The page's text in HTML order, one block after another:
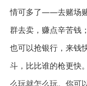
情可多了——去赌场
群去卖，赚点辛苦钱
也可以抢银行，来钱
斗，比比谁的枪更快
么玩就怎么玩。你可